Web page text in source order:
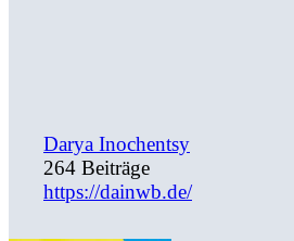
Darya Inochentsy
264 Beiträge
https://dainwb.de/